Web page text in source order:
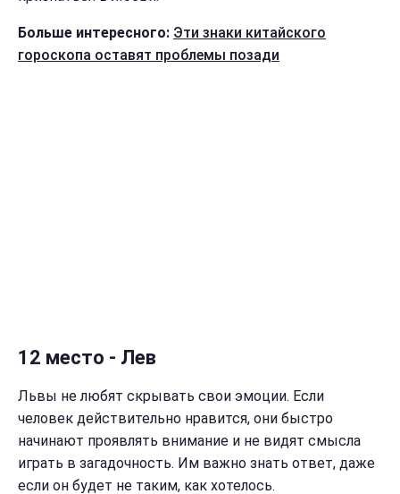
Больше интересного: Эти знаки китайского
гороскопа оставят проблемы позади
12 место - Лев
Львы не любят скрывать свои эмоции. Если
человек действительно нравится, они быстро
начинают проявлять внимание и не видят смысла
играть в загадочность. Им важно знать ответ, даже
если он будет не таким, как хотелось.